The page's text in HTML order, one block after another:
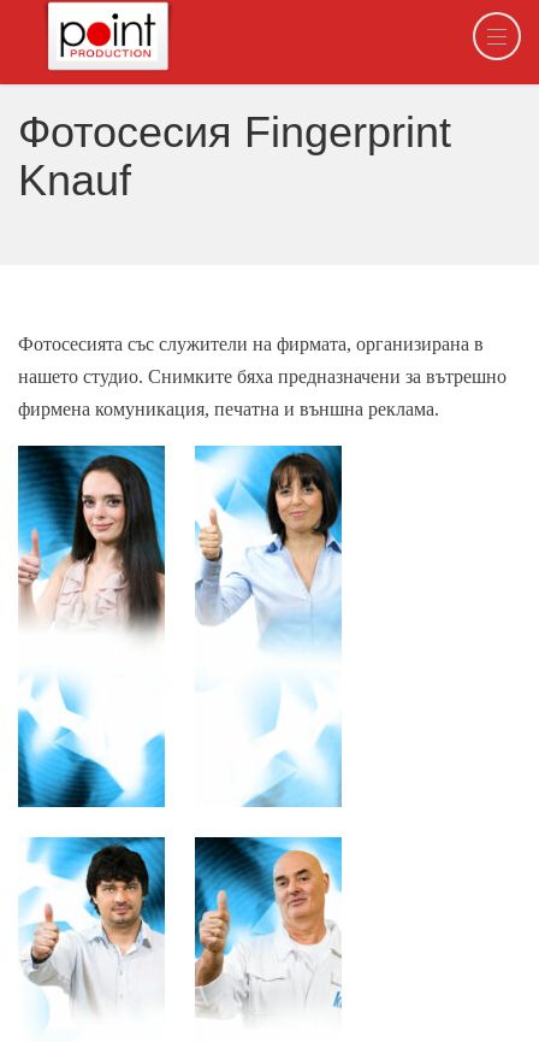
Фотосесия Fingerprint
Knauf
Фотосесията със служители на фирмата, организирана в
нашето студио. Снимките бяха предназначени за вътрешно
фирмена комуникация, печатна и външна реклама.